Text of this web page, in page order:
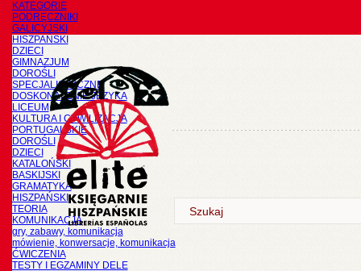
KATEGORIE
PODRĘCZNIKI
GALICYJSKI
HISZPAŃSKI
DZIECI
GIMNAZJUM
DOROŚLI
SPECJALISTYCZNE
DOSKONALENIE JĘZYKA
LICEUM
KULTURA I CYWILIZACJA
PORTUGALSKIE
DOROŚLI
DZIECI
KATALOŃSKI
BASKIJSKI
GRAMATYKA
HISZPAŃSKI
TEORIA
KOMUNIKACJA
gry, zabawy, komunikacja
mówienie, konwersacje, komunikacja
ĆWICZENIA
TESTY I EGZAMINY DELE